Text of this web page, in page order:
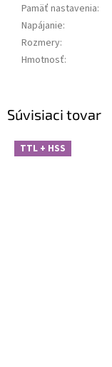
Súvisiaci tovar
TTL + HSS
Pamäť nastavenia:
Napájanie:
Rozmery:
Hmotnosť: